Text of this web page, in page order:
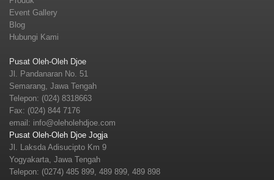
Event Gallery
Blog
Hubungi Kami
Pusat Oleh-Oleh Djoe
Jl. Pandanaran No. 51
Semarang, Jawa Tengah
Telepon: (024) 8318663
Fax: (024) 844 7176
email: info@oleholehdjoe.com
Pusat Oleh-Oleh Djoe Jogja
Jl. Laksda Adisucipto Km 9
Yogyakarta, Jawa Tengah
Telepon: (0274) 485 899, 489 899, 489 898